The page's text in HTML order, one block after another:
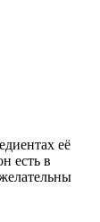
её
есть в